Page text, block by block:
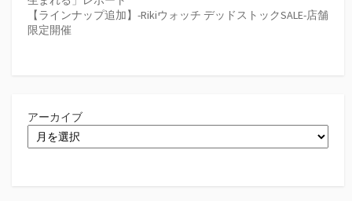
【ラインナップ追加】-Rikiウォッチ デッドストックSALE-店舗
限定開催
アーカイブ